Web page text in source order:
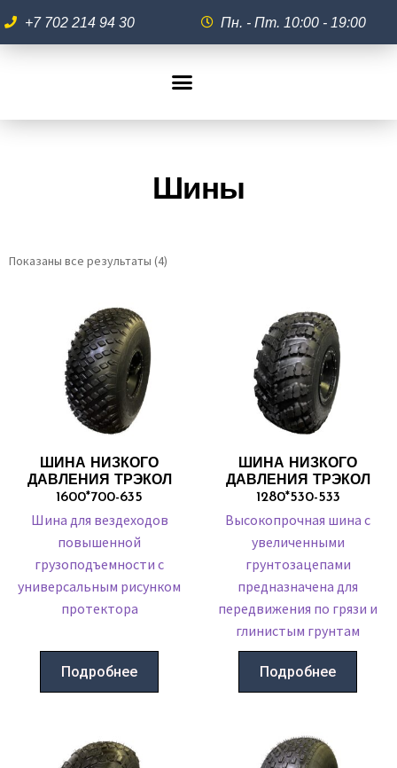
+7 702 214 94 30 Пн. - Пт. 10:00 - 19:00
Шины
Показаны все результаты (4)
ШИНА НИЗКОГО
ДАВЛЕНИЯ ТРЭКОЛ
1600*700-635
Шина для вездеходов
повышенной
грузоподъемности с
универсальным рисунком
протектора
Подробнее
ШИНА НИЗКОГО
ДАВЛЕНИЯ ТРЭКОЛ
1280*530-533
Высокопрочная шина с
увеличенными
грунтозацепами
предназначена для
передвижения по грязи и
глинистым грунтам
Подробнее